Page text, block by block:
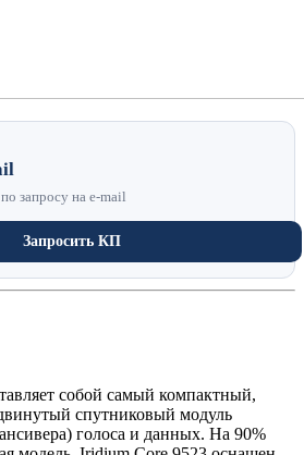
запросу на e-mail
Запросить КП
собой самый компактный,
спутниковый модуль
голоса и данных. На 90%